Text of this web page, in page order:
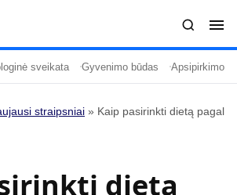
Kulinarija
sveikata Gyvenimo būdas Apsipirkimo
straipsniai » Kaip pasirinkti dietą pagal
dietą